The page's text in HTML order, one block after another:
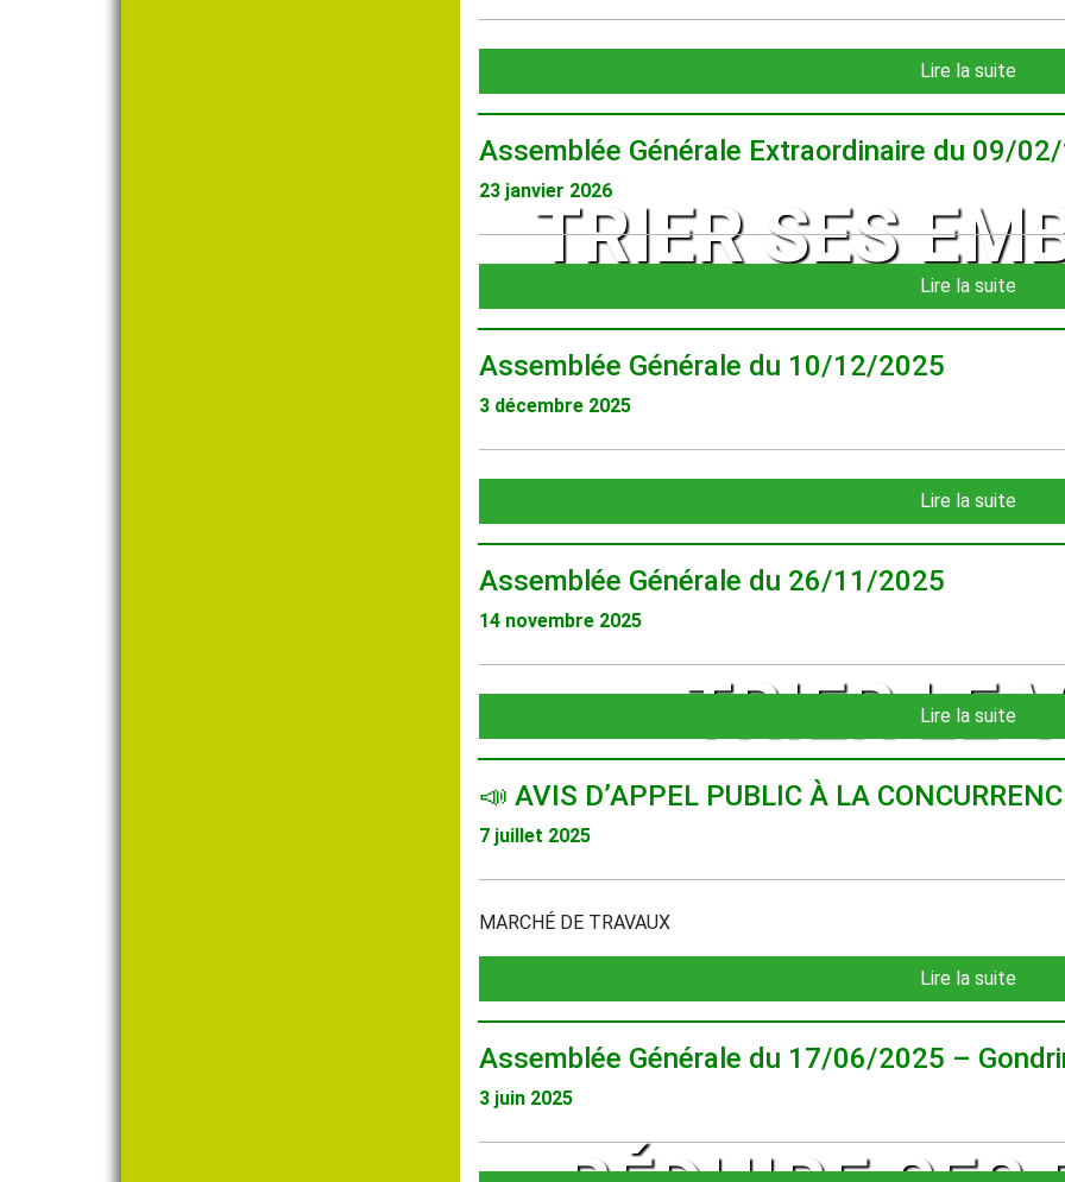
TRIER SES
TRIER LE
Lire la suite
Assemblée Générale Extraordinaire du 09/
23 janvier 2026
Lire la suite
Assemblée Générale du 10/12/2025
3 décembre 2025
Lire la suite
Assemblée Générale du 26/11/2025
14 novembre 2025
Lire la suite
📣 AVIS D’APPEL PUBLIC À LA
7 juillet 2025
MARCHÉ DE TRAVAUX
Lire la suite
Assemblée Générale du 17/06/2025 –
3 juin 2025